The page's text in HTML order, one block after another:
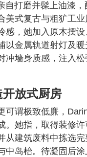
自打磨并髹上油漆
美式复古与粗犷工
感，她加入原木摆
以金属轨道射灯及暖
冲墙身质感，注入
放式厨房
可谓极致低廉，
。她指，取得装修
从建筑废料中拣选
中岛枱。待凝固后涂